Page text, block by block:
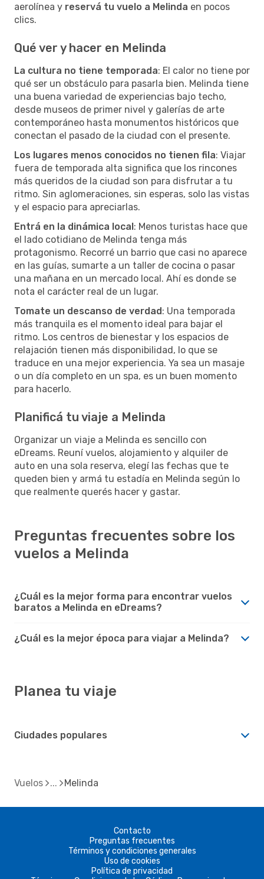
aerolínea y reservá tu vuelo a Melinda en pocos
clics.
Qué ver y hacer en Melinda
La cultura no tiene temporada: El calor no tiene por
qué ser un obstáculo para pasarla bien. Melinda tiene
una buena variedad de experiencias bajo techo,
desde museos de primer nivel y galerías de arte
contemporáneo hasta monumentos históricos que
conectan el pasado de la ciudad con el presente.
Los lugares menos conocidos no tienen fila: Viajar
fuera de temporada alta significa que los rincones
más queridos de la ciudad son para disfrutar a tu
ritmo. Sin aglomeraciones, sin esperas, solo las vistas
y el espacio para apreciarlas.
Entrá en la dinámica local: Menos turistas hace que
el lado cotidiano de Melinda tenga más
protagonismo. Recorré un barrio que casi no aparece
en las guías, sumarte a un taller de cocina o pasar
una mañana en un mercado local. Ahí es donde se
nota el carácter real de un lugar.
Tomate un descanso de verdad: Una temporada
más tranquila es el momento ideal para bajar el
ritmo. Los centros de bienestar y los espacios de
relajación tienen más disponibilidad, lo que se
traduce en una mejor experiencia. Ya sea un masaje
o un día completo en un spa, es un buen momento
para hacerlo.
Planificá tu viaje a Melinda
Organizar un viaje a Melinda es sencillo con
eDreams. Reuní vuelos, alojamiento y alquiler de
auto en una sola reserva, elegí las fechas que te
queden bien y armá tu estadía en Melinda según lo
que realmente querés hacer y gastar.
Preguntas frecuentes sobre los
vuelos a Melinda
¿Cuál es la mejor forma para encontrar vuelos
baratos a Melinda en eDreams?
¿Cuál es la mejor época para viajar a Melinda?
Planea tu viaje
Ciudades populares
Vuelos Melinda
Contacto
Preguntas frecuentes
Términos y condiciones generales
Uso de cookies
Política de privacidad